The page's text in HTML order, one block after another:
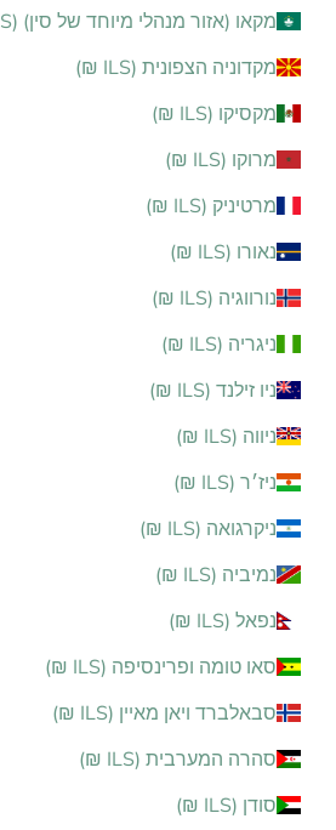
מקאו (אזור מנהלי מיוחד של סין) (ILS ₪)
מקדוניה הצפונית (ILS ₪)
מקסיקו (ILS ₪)
מרוקו (ILS ₪)
מרטיניק (ILS ₪)
נאורו (ILS ₪)
נורווגיה (ILS ₪)
ניגריה (ILS ₪)
ניו זילנד (ILS ₪)
ניווה (ILS ₪)
ניז׳ר (ILS ₪)
ניקרגואה (ILS ₪)
נמיביה (ILS ₪)
נפאל (ILS ₪)
סאו טומה ופרינסיפה (ILS ₪)
סבאלברד ויאן מאיין (ILS ₪)
סהרה המערבית (ILS ₪)
סודן (ILS ₪)